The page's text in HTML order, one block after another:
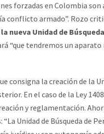
forzadas en Colombia
conflicto armado”. Rozo
la nueva Unidad de Búsqueda
“que tendremos un
consigna la creación de la
En el caso de la Ley
y reglamentación.
“La Unidad de Búsqueda de